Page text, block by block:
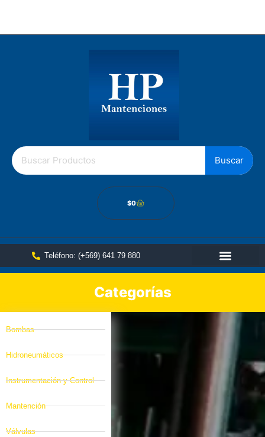
Buscar
$0
Teléfono: (+569) 641 79 880
Categorías
Bombas
Hidroneumáticos
Instrumentación y Control
Mantención
Válvulas